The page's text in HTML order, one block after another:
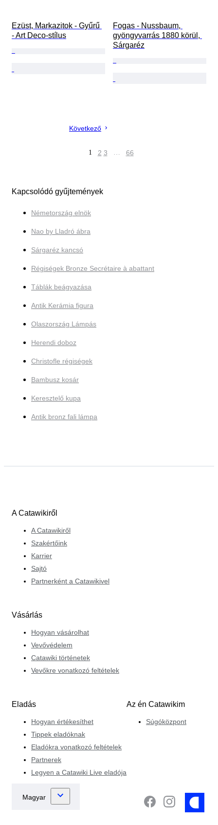
Ezüst, Markazitok - Gyűrű
- Art Deco-stílus
Fogas - Nussbaum,
gyöngyvarrás 1880 körül,
Sárgaréz
Következő
1 2 3 … 66
Kapcsolódó gyűjtemények
Németország elnök
Nao by Lladró ábra
Sárgaréz kancsó
Régiségek Bronze Secrétaire à abattant
Táblák beágyazása
Antik Kerámia figura
Olaszország Lámpás
Herendi doboz
Christofle régiségek
Bambusz kosár
Keresztelő kupa
Antik bronz fali lámpa
A Catawikiről
A Catawikiről
Szakértőink
Karrier
Sajtó
Partnerként a Catawikivel
Vásárlás
Hogyan vásárolhat
Vevővédelem
Catawiki történetek
Vevőkre vonatkozó feltételek
Eladás
Hogyan értékesíthet
Tippek eladóknak
Eladókra vonatkozó feltételek
Partnerek
Legyen a Catawiki Live eladója
Az én Catawikim
Súgóközpont